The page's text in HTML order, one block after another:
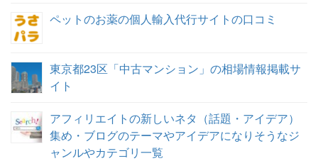
ペットのお薬の個人輸入代行サイトの口コミ
東京都23区「中古マンション」の相場情報掲載サ
イト
アフィリエイトの新しいネタ（話題・アイデア）
集め・ブログのテーマやアイデアになりそうなジ
ャンルやカテゴリ一覧